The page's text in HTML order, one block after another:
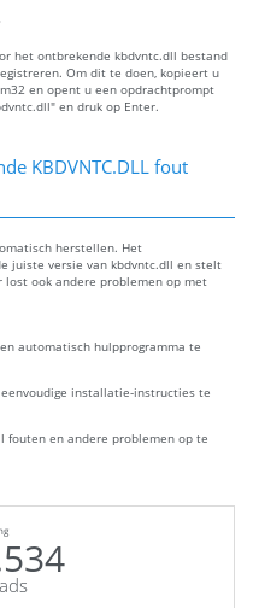
het ontbrekende kbdvntc.dll bestand
Om dit te doen, kopieert u
en opent u een opdrachtprompt
en druk op Enter.
KBDVNTC.DLL fout
herstellen. Het
juiste versie van kbdvntc.dll en stelt
ook andere problemen op met
automatisch hulpprogramma te
installatie-instructies te
fouten en andere problemen op te